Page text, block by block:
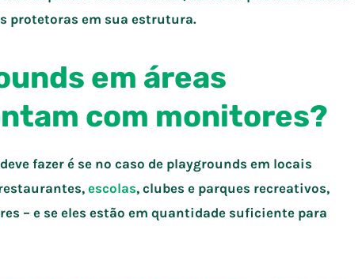
protetoras em sua estrutura.
em áreas
com monitores?
fazer é se no caso de playgrounds em locais
escolas, clubes e parques recreativos,
– e se eles estão em quantidade suficiente para